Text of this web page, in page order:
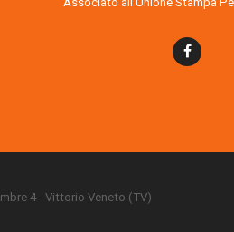
4 - Vittorio Veneto (TV)